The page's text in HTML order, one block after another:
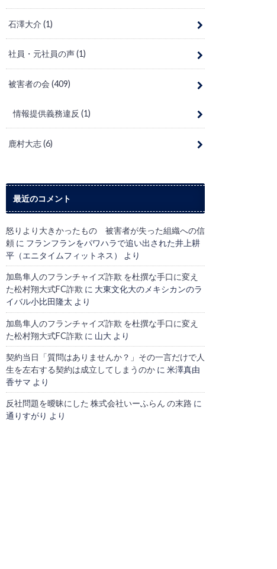
石澤大介(1)
社員・元社員の声(1)
被害者の会(409)
情報提供義務違反 (1)
鹿村大志(6)
最近のコメント
怒りより大きかったもの 被害者が失った組織への信
頼 に フランフランをパワハラで追い出された井上耕
平（エニタイムフィットネス）
より
加島隼人のフランチャイズ詐欺 を杜撰な手口に変え
た松村翔大式FC詐欺 に 大東文化大のメキシカンのラ
イバル小比田隆太 より
加島隼人のフランチャイズ詐欺 を杜撰な手口に変え
た松村翔大式FC詐欺 に 山大 より
契約当日「質問はありませんか？」その一言だけで人
生を左右する契約は成立してしまうのか に 米澤真由
香サマ より
反社問題を曖昧にした 株式会社いーふらん の末路 に
通りすがり より